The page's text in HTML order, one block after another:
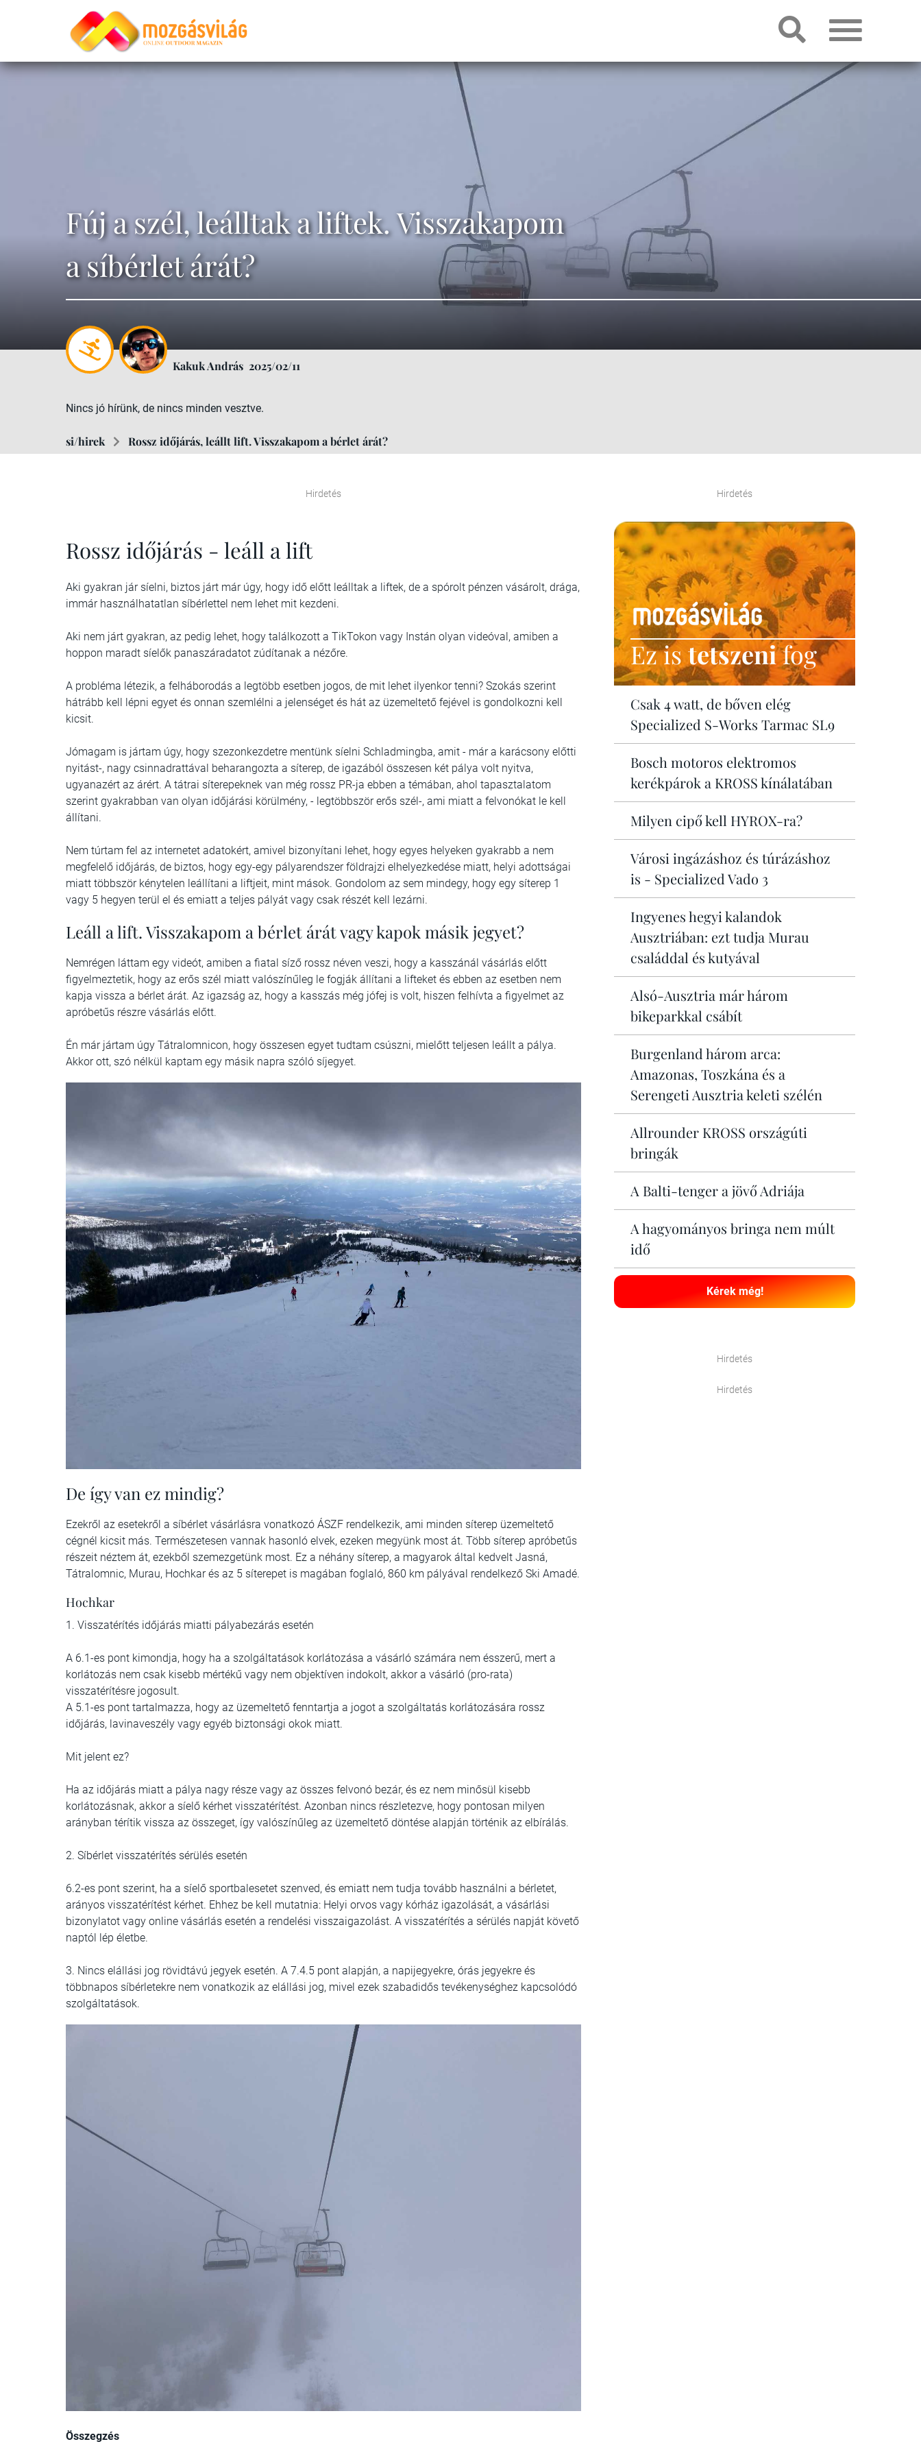
Fúj a szél, leálltak a liftek. Visszakapom
a síbérlet árát?
Kakuk András 2025/02/11
Nincs jó hírünk, de nincs minden vesztve.
si/hirek Rossz időjárás, leállt lift. Visszakapom a bérlet árát?
Hirdetés
Rossz időjárás - leáll a lift
Aki gyakran jár síelni, biztos járt már úgy, hogy idő előtt leálltak a liftek, de a spórolt pénzen vásárolt, drága,
immár használhatatlan síbérlettel nem lehet mit kezdeni.
Aki nem járt gyakran, az pedig lehet, hogy találkozott a TikTokon vagy Instán olyan videóval, amiben a
hoppon maradt síelők panaszáradatot zúdítanak a nézőre.
A probléma létezik, a felháborodás a legtöbb esetben jogos, de mit lehet ilyenkor tenni? Szokás szerint
hátrább kell lépni egyet és onnan szemlélni a jelenséget és hát az üzemeltető fejével is gondolkozni kell
kicsit.
Jómagam is jártam úgy, hogy szezonkezdetre mentünk síelni Schladmingba, amit - már a karácsony előtti
nyitást-, nagy csinnadrattával beharangozta a síterep, de igazából összesen két pálya volt nyitva,
ugyanazért az árért. A tátrai síterepeknek van még rossz PR-ja ebben a témában, ahol tapasztalatom
szerint gyakrabban van olyan időjárási körülmény, - legtöbbször erős szél-, ami miatt a felvonókat le kell
állítani.
Nem túrtam fel az internetet adatokért, amivel bizonyítani lehet, hogy egyes helyeken gyakrabb a nem
megfelelő időjárás, de biztos, hogy egy-egy pályarendszer földrajzi elhelyezkedése miatt, helyi adottságai
miatt többször kénytelen leállítani a liftjeit, mint mások. Gondolom az sem mindegy, hogy egy síterep 1
vagy 5 hegyen terül el és emiatt a teljes pályát vagy csak részét kell lezárni.
Leáll a lift. Visszakapom a bérlet árát vagy kapok másik jegyet?
Nemrégen láttam egy videót, amiben a fiatal síző rossz néven veszi, hogy a kasszánál vásárlás előtt
figyelmeztetik, hogy az erős szél miatt valószínűleg le fogják állítani a lifteket és ebben az esetben nem
kapja vissza a bérlet árát. Az igazság az, hogy a kasszás még jófej is volt, hiszen felhívta a figyelmet az
apróbetűs részre vásárlás előtt.
Én már jártam úgy Tátralomnicon, hogy összesen egyet tudtam csúszni, mielőtt teljesen leállt a pálya.
Akkor ott, szó nélkül kaptam egy másik napra szóló síjegyet.
De így van ez mindig?
Ezekről az esetekről a síbérlet vásárlásra vonatkozó ÁSZF rendelkezik, ami minden síterep üzemeltető
cégnél kicsit más. Természetesen vannak hasonló elvek, ezeken megyünk most át. Több síterep apróbetűs
részeit néztem át, ezekből szemezgetünk most. Ez a néhány síterep, a magyarok által kedvelt Jasná,
Tátralomnic, Murau, Hochkar és az 5 síterepet is magában foglaló, 860 km pályával rendelkező Ski Amadé.
Hochkar
1. Visszatérítés időjárás miatti pályabezárás esetén
A 6.1-es pont kimondja, hogy ha a szolgáltatások korlátozása a vásárló számára nem ésszerű, mert a
korlátozás nem csak kisebb mértékű vagy nem objektíven indokolt, akkor a vásárló (pro-rata)
visszatérítésre jogosult.
A 5.1-es pont tartalmazza, hogy az üzemeltető fenntartja a jogot a szolgáltatás korlátozására rossz
időjárás, lavinaveszély vagy egyéb biztonsági okok miatt.
Mit jelent ez?
Ha az időjárás miatt a pálya nagy része vagy az összes felvonó bezár, és ez nem minősül kisebb
korlátozásnak, akkor a síelő kérhet visszatérítést. Azonban nincs részletezve, hogy pontosan milyen
arányban térítik vissza az összeget, így valószínűleg az üzemeltető döntése alapján történik az elbírálás.
2. Síbérlet visszatérítés sérülés esetén
6.2-es pont szerint, ha a síelő sportbalesetet szenved, és emiatt nem tudja tovább használni a bérletet,
arányos visszatérítést kérhet. Ehhez be kell mutatnia: Helyi orvos vagy kórház igazolását, a vásárlási
bizonylatot vagy online vásárlás esetén a rendelési visszaigazolást. A visszatérítés a sérülés napját követő
naptól lép életbe.
3. Nincs elállási jog rövidtávú jegyek esetén. A 7.4.5 pont alapján, a napijegyekre, órás jegyekre és
többnapos síbérletekre nem vonatkozik az elállási jog, mivel ezek szabadidős tevékenységhez kapcsolódó
szolgáltatások.
Összegzés
Hirdetés
Ez istetszenifog
Csak 4 watt, de bőven elég
Specialized S-Works Tarmac SL9
Bosch motoros elektromos
kerékpárok a KROSS kínálatában
Milyen cipő kell HYROX-ra?
Városi ingázáshoz és túrázáshoz
is - Specialized Vado 3
Ingyenes hegyi kalandok
Ausztriában: ezt tudja Murau
családdal és kutyával
Alsó-Ausztria már három
bikeparkkal csábít
Burgenland három arca:
Amazonas, Toszkána és a
Serengeti Ausztria keleti szélén
Allrounder KROSS országúti
bringák
A Balti-tenger a jövő Adriája
A hagyományos bringa nem múlt
idő
Kérek még!
Hirdetés
Hirdetés